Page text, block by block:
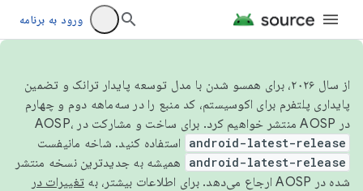
ورود به برنامه
از سال ۲۰۲۶، برای همسو شدن با مدل توسعه پایدار ترانک و تضمین
پایداری پلتفرم برای اکوسیستم، کد منبع را در سه‌ماهه دوم و چهارم
در AOSP منتشر خواهیم کرد. برای ساخت و مشارکت در AOSP،
android-latest-release استفاده کنید. شاخه مانیفست
android-latest-release
همیشه به جدیدترین نسخه منتشر
شده در AOSP ارجاع می‌دهد. برای اطلاعات بیشتر، به
تغییرات در